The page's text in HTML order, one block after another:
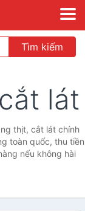
Tìm kiếm
lát
thịt, cắt lát chính
toàn quốc, thu tiền
nếu không hài